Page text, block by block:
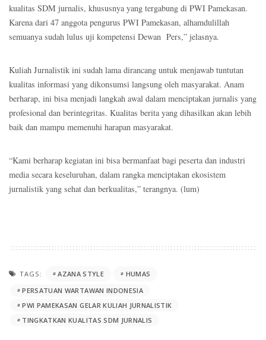
kualitas SDM jurnalis, khususnya yang tergabung di PWI Pamekasan.
Karena dari 47 anggota pengurus PWI Pamekasan, alhamdulillah
semuanya sudah lulus uji kompetensi Dewan Pers,” jelasnya.
Kuliah Jurnalistik ini sudah lama dirancang untuk menjawab tuntutan
kualitas informasi yang dikonsumsi langsung oleh masyarakat. Anam
berharap, ini bisa menjadi langkah awal dalam menciptakan jurnalis yang
profesional dan berintegritas. Kualitas berita yang dihasilkan akan lebih
baik dan mampu memenuhi harapan masyarakat.
“Kami berharap kegiatan ini bisa bermanfaat bagi peserta dan industri
media secara keseluruhan, dalam rangka menciptakan ekosistem
jurnalistik yang sehat dan berkualitas,” terangnya. (lum)
TAGS: AZANA STYLE
HUMAS
PERSATUAN WARTAWAN INDONESIA
PWI PAMEKASAN GELAR KULIAH JURNALISTIK
TINGKATKAN KUALITAS SDM JURNALIS